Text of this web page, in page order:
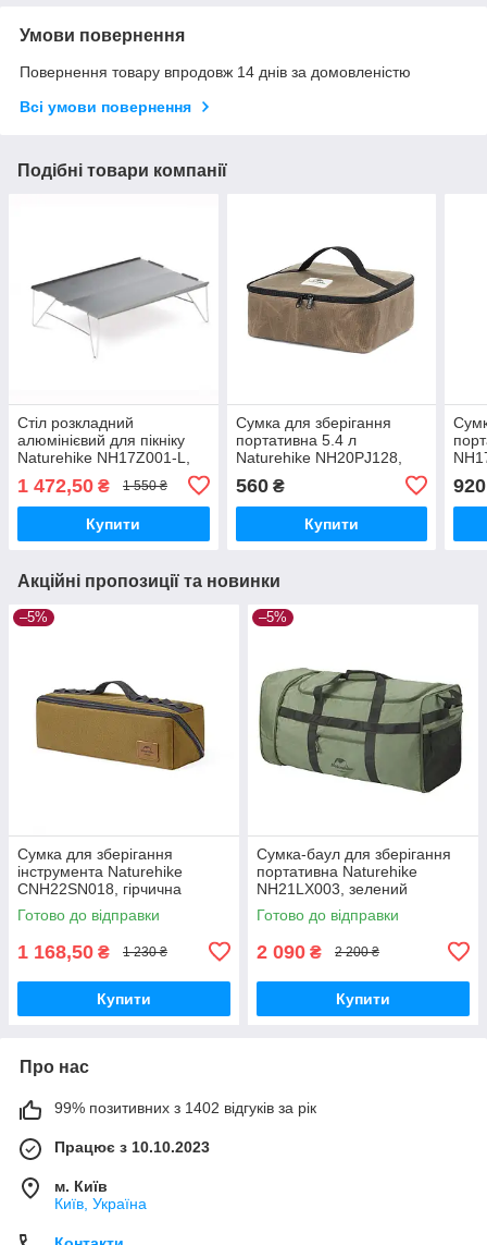
Умови повернення
Повернення товару впродовж 14 днів за домовленістю
Всі умови повернення
Подібні товари компанії
Стіл розкладний
алюмінієвий для пікніку
Naturehike NH17Z001-L,
1 472,50 ₴ 1 550 ₴
Купити
Сумка для зберігання
портативна 5.4 л
Naturehike NH20PJ128,
560₴
Купити
920
Акційні пропозиції та новинки
–5%
Сумка для зберігання
інструмента Naturehike
CNH22SN018, гірчична
Готово до відправки
1 168,50 ₴ 1 230 ₴
Купити
–5%
Сумка-баул для зберігання
портативна Naturehike
NH21LX003, зелений
Готово до відправки
2 090 ₴ 2 200 ₴
Купити
Про нас
99% позитивних з 1402 відгуків за рік
Працює з 10.10.2023
м. Київ
Київ, Україна